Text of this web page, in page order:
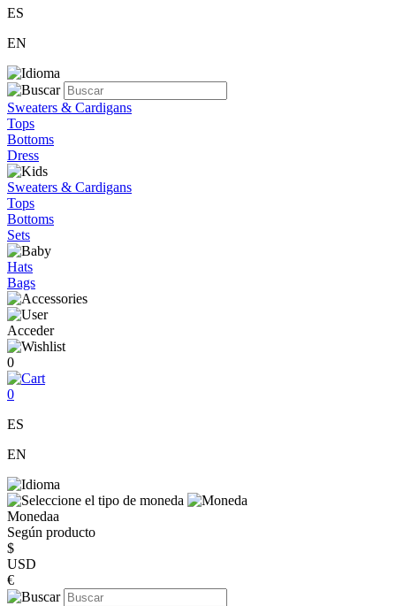
ES
EN
Sweaters & Cardigans
Tops
Bottoms
Dress
Sweaters & Cardigans
Tops
Bottoms
Sets
Hats
Bags
Acceder
0
0
ES
EN
Monedaa
Según producto
$
USD
€